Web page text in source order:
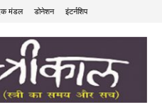
मंडल डोनेशन इंटर्नशिप